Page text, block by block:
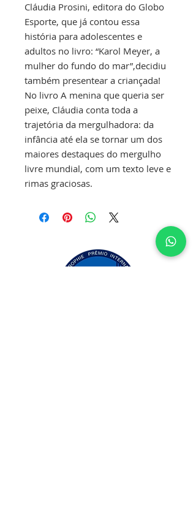
Cláudia Prosini, editora do Globo
Esporte, que já contou essa
história para adolescentes e
adultos no livro: “Karol Meyer, a
mulher do fundo do mar”,decidiu
também presentear a criançada!
No livro A menina que queria ser
peixe, Cláudia conta toda a
trajetória da mergulhadora: da
infância até ela se tornar um dos
maiores destaques do mergulho
livre mundial, com um texto leve e
rimas graciosas.